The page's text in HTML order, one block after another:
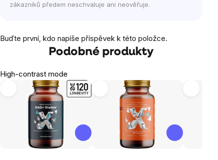
zákazníků předem neschvaluje ani neověřuje.
Buďte první, kdo napíše příspěvek k této položce.
Podobné produkty
High-contrast mode